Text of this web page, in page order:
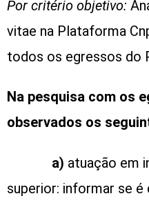
Por critério objetivo:
vitae na Plataforma
todos os egressos do
Na pesquisa com os
observados os
a) atuação em
superior: informar se